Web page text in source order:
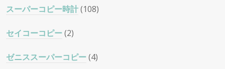
スーパーコピー時計(108)
セイコーコピー(2)
ゼニススーパーコピー(4)